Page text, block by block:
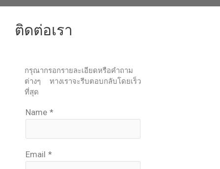
ติดต่อเรา
กรุณากรอกรายละเอียดหรือคำถาม
ต่างๆ ทางเราจะรีบตอบกลับโดยเร็ว
ที่สุด
Name *
Email *